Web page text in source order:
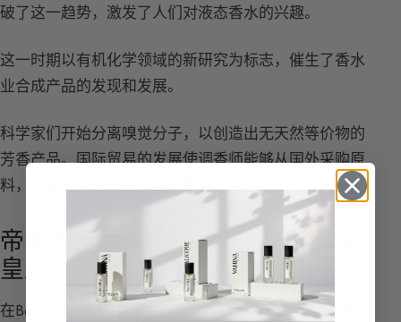
破了这一趋势，激发了人们对液态香水的兴趣。
这一时期以有机化学领域的新研究为标志，催生了香水
业合成产品的发现和发展。
科学家们开始分离嗅觉分子，以创造出无天然等价物的
芳香产品。国际贸易的发展使调香师能够从国外采购原
料，这使他们得以创作出大量独创性作品。
帝国的芳香热情：拿破仑与欧仁妮
皇后
在Bonaparte家族中，香水是皇帝和皇后们共同的热情